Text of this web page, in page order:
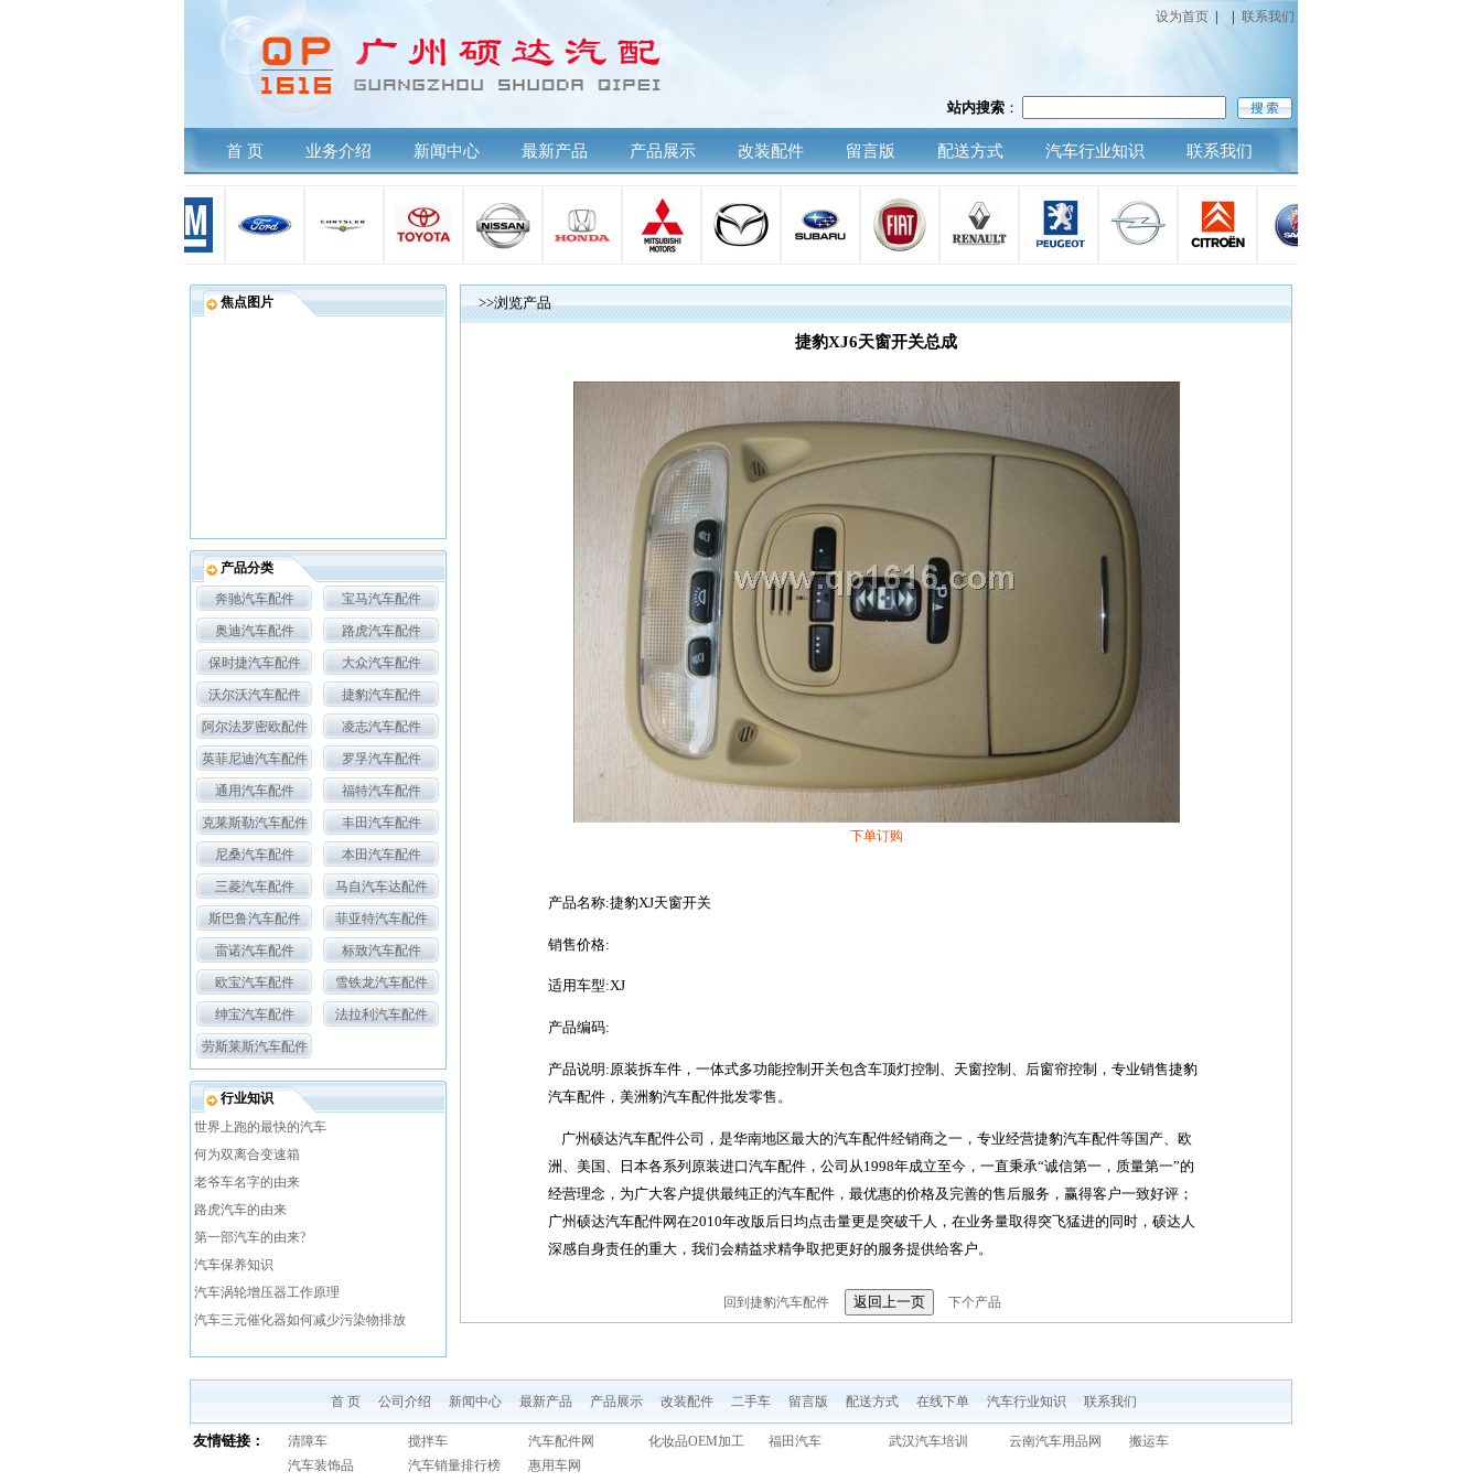
设为首页 联系我们
站内搜索 ：
首 页 业务介绍 新闻中心 最新产品 产品展示 改装配件 留言版 配送方式 汽车行业知识 联系我们
焦点图片
产品分类
奔驰汽车配件
宝马汽车配件
奥迪汽车配件 路虎汽车配件
保时捷汽车配件 大众汽车配件
沃尔沃汽车配件 捷豹汽车配件
阿尔法罗密欧配件 凌志汽车配件
英菲尼迪汽车配件 罗孚汽车配件
通用汽车配件 福特汽车配件
克莱斯勒汽车配件 丰田汽车配件
尼桑汽车配件 本田汽车配件
三菱汽车配件 马自汽车达配件
斯巴鲁汽车配件 菲亚特汽车配件
雷诺汽车配件 标致汽车配件
欧宝汽车配件 雪铁龙汽车配件
绅宝汽车配件 法拉利汽车配件
劳斯莱斯汽车配件
行业知识
世界上跑的最快的汽车
何为双离合变速箱
老爷车名字的由来
路虎汽车的由来
第一部汽车的由来?
汽车保养知识
汽车涡轮增压器工作原理
汽车三元催化器如何减少污染物排放
>>浏览产品
捷豹XJ6天窗开关总成
下单订购
产品名称:捷豹XJ天窗开关
销售价格:
适用车型:XJ
产品编码:
产品说明:原装拆车件，一体式多功能控制开关包含车顶灯控制、天窗控制、后窗帘控制，专业销售捷豹
汽车配件，美洲豹汽车配件批发零售。
广州硕达汽车配件公司，是华南地区最大的汽车配件经销商之一，专业经营捷豹汽车配件等国产、欧
洲、美国、日本各系列原装进口汽车配件，公司从1998年成立至今，一直秉承“诚信第一，质量第一”的
经营理念，为广大客户提供最纯正的汽车配件，最优惠的价格及完善的售后服务，赢得客户一致好评；
广州硕达汽车配件网在2010年改版后日均点击量更是突破千人，在业务量取得突飞猛进的同时，硕达人
深感自身责任的重大，我们会精益求精争取把更好的服务提供给客户。
回到捷豹汽车配件 下个产品
首 页 公司介绍 新闻中心 最新产品 产品展示 改装配件 二手车 留言版 配送方式 在线下单 汽车行业知识 联系我们
友情链接： 清障车 搅拌车 汽车配件网 化妆品OEM加工 福田汽车 武汉汽车培训 云南汽车用品网
搬运车
汽车装饰品
汽车销量排行榜 惠用车网